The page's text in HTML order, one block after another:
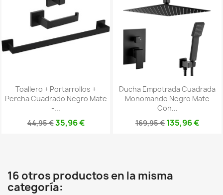
Toallero + Portarrollos +
Percha Cuadrado Negro Mate
-...
44,95 €35,96 €
Ducha Empotrada Cuadrada
Monomando Negro Mate
Con...
169,95 € 135,96 €
16 otros productos en la misma
categoría: